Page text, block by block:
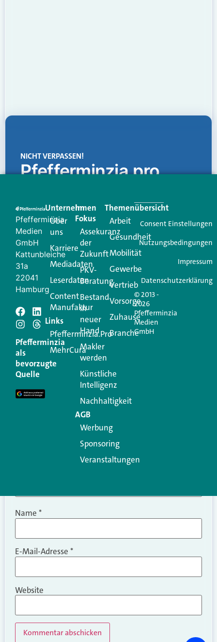
NICHT VERPASSEN!
Pfefferminzia.pro
Creator für Ihre Kundenkommunikation. Alles, was
Ihren Vertriebsalltag leichter macht. Mit nur einem
Login.
Jetzt anmelden
Schreiben Sie einen
Kommentar
Ihre E-Mail-Adresse wird nicht veröffentlicht.
Erforderliche Felder sind mit
Kommentar
Name *
E-Mail-Adresse *
Website
Pfefferminzia
Medien
GmbH
Kattunbleiche
31a
22041
Hamburg
Pfefferminzia
als
bevorzugte
Quelle
Unternehmen
Über
uns
Karriere
Mediadaten
Leserdaten
Content
Manufaktur
Links
Pfefferminzia.Pro
MehrCura
Im
Fokus
Assekuranz
der
Zukunft
PKV-
Beratung
Bestand
in
neuer
Hand
Makler
werden
Künstliche
Intelligenz
Nachhaltigkeit
AGB
Werbung
Sponsoring
Veranstaltungen
Themenübersicht
Arbeit
Gesundheit
Mobilität
Gewerbe
Vertrieb
Vorsorge
Zuhause
Branche
© 2013 -
2026
Pfefferminzia
Medien
GmbH
Consent Einstellungen
Nutzungsbedingungen
Impressum
Datenschutzerklärung